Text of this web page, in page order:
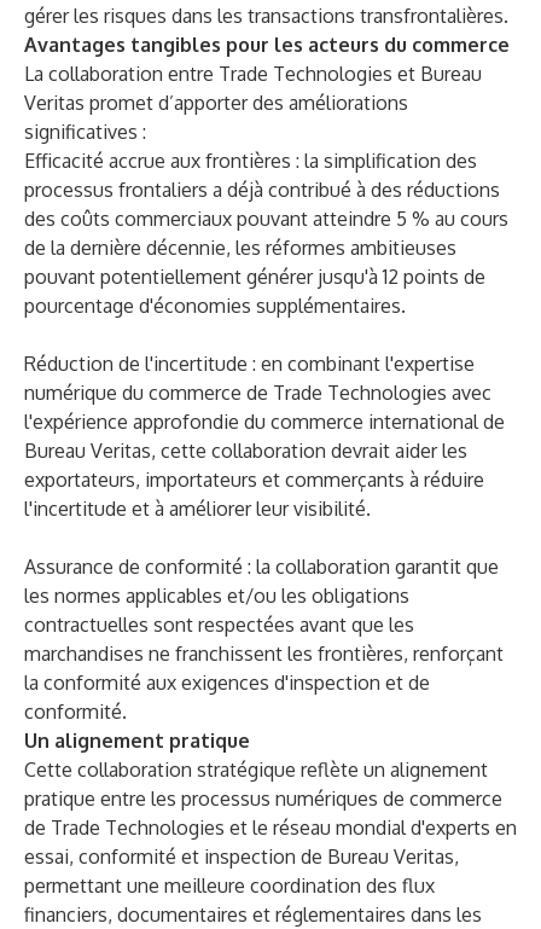
gérer les risques dans les transactions transfrontalières.
Avantages tangibles pour les acteurs du commerce
La collaboration entre Trade Technologies et Bureau
Veritas promet d’apporter des améliorations
significatives :
Efficacité accrue aux frontières : la simplification des
processus frontaliers a déjà contribué à des réductions
des coûts commerciaux pouvant atteindre 5 % au cours
de la dernière décennie, les réformes ambitieuses
pouvant potentiellement générer jusqu'à 12 points de
pourcentage d'économies supplémentaires.
Réduction de l'incertitude : en combinant l'expertise
numérique du commerce de Trade Technologies avec
l'expérience approfondie du commerce international de
Bureau Veritas, cette collaboration devrait aider les
exportateurs, importateurs et commerçants à réduire
l'incertitude et à améliorer leur visibilité.
Assurance de conformité : la collaboration garantit que
les normes applicables et/ou les obligations
contractuelles sont respectées avant que les
marchandises ne franchissent les frontières, renforçant
la conformité aux exigences d'inspection et de
conformité.
Un alignement pratique
Cette collaboration stratégique reflète un alignement
pratique entre les processus numériques de commerce
de Trade Technologies et le réseau mondial d'experts en
essai, conformité et inspection de Bureau Veritas,
permettant une meilleure coordination des flux
financiers, documentaires et réglementaires dans les